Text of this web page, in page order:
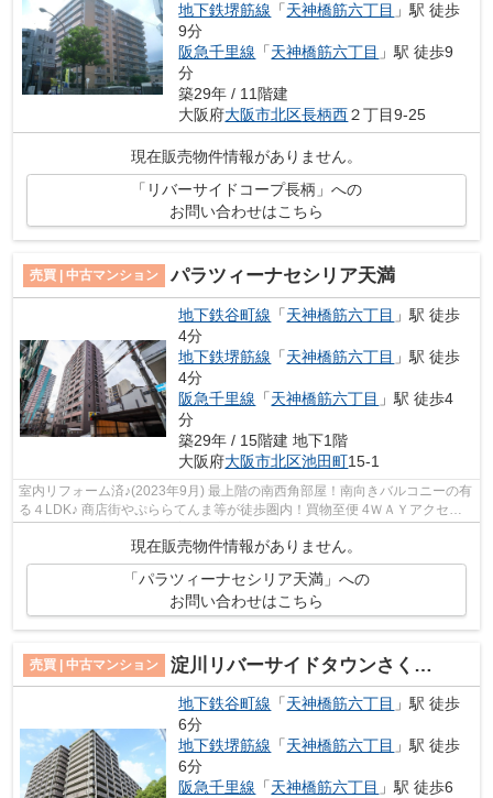
地下鉄堺筋線 「天神橋筋六丁目 」駅 徒歩
9分
阪急千里線 「天神橋筋六丁目 」駅 徒歩9
分
築29年 / 11階建
大阪府大阪市北区長柄西２丁目9-25
現在販売物件情報がありません。
「リバーサイドコープ長柄」への
お問い合わせはこちら
売買 | 中古マンション パラツィーナセシリア天満
地下鉄谷町線 「天神橋筋六丁目 」駅 徒歩
4分
地下鉄堺筋線 「天神橋筋六丁目 」駅 徒歩
4分
阪急千里線 「天神橋筋六丁目 」駅 徒歩4
分
築29年 / 15階建 地下1階
大阪府大阪市北区池田町15-1
室内リフォーム済♪(2023年9月) 最上階の南西角部屋！南向きバルコニーの有
る４LDK♪ 商店街やぷららてんま等が徒歩圏内！買物至便 4ＷＡＹアクセス
可能な便利な立地♪ 【特別案内会実施...
現在販売物件情報がありません。
「パラツィーナセシリア天満」への
お問い合わせはこちら
売買 | 中古マンション 淀川リバーサイドタウンさくら１３番館
地下鉄谷町線 「天神橋筋六丁目 」駅 徒歩
6分
地下鉄堺筋線 「天神橋筋六丁目 」駅 徒歩
6分
阪急千里線 「天神橋筋六丁目 」駅 徒歩6